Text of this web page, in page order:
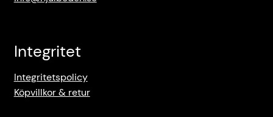
Integritet
Integritetspolicy
Köpvillkor & retur